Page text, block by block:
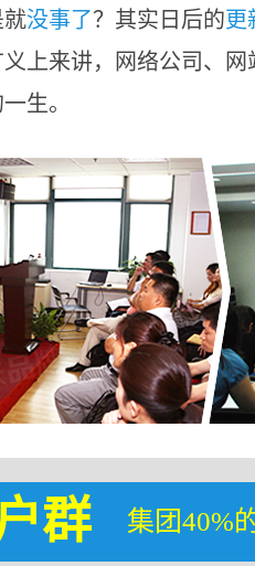
就没事了？其实日后的更
义上来讲，网络公司、
生。
群 集团40%